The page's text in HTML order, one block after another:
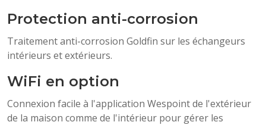
Protection anti-corrosion
Traitement anti-corrosion Goldfin sur les échangeurs
intérieurs et extérieurs.
WiFi en option
Connexion facile à l'application Wespoint de l'extérieur
de la maison comme de l'intérieur pour gérer les